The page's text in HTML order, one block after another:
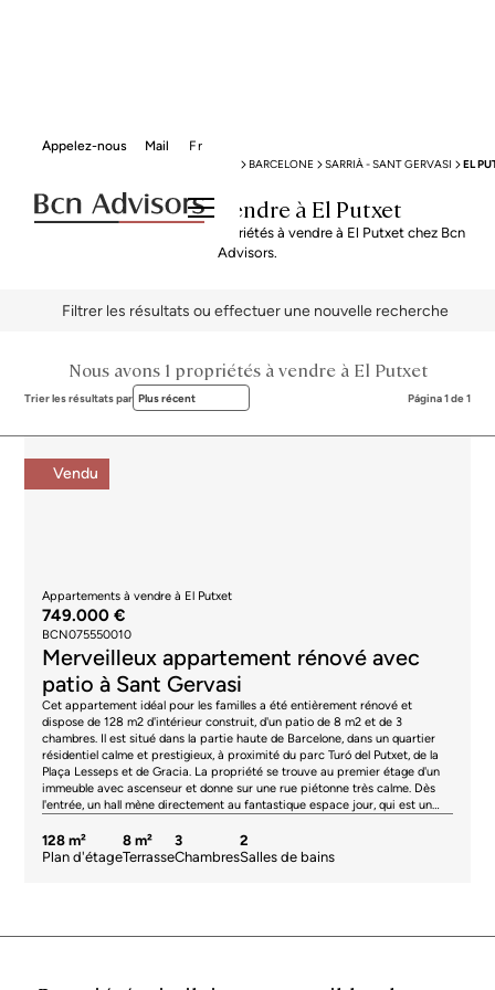
Mail
Appelez-nous Fr
BARCELONE SARRIÀ - SANT GERVASI EL
Propriétés à vendre à El Putxet
Explorez notre sélection de propriétés à vendre à El Putxet chez Bcn
Advisors.
Filtrer les résultats ou effectuer une nouvelle recherche
Nous avons 1 propriétés à vendre à El Putxet
Trier les résultats par Plus récent Página 1 de 1
Vendu
Appartements à vendre à El Putxet
749.000 €
BCN075550010
Merveilleux appartement rénové avec
patio à Sant Gervasi
Cet appartement idéal pour les familles a été entièrement rénové et
dispose de 128 m2 d'intérieur construit, d'un patio de 8 m2 et de 3
chambres. Il est situé dans la partie haute de Barcelone, dans un quartier
résidentiel calme et prestigieux, à proximité du parc Turó del Putxet, de la
Plaça Lesseps et de Gracia. La propriété se trouve au premier étage d'un
immeuble avec ascenseur et donne sur une rue piétonne très calme. Dès
l'entrée, un hall mène directement au fantastique espace jour, qui est un
naturelle est abondante grâce à une grande fenêtre et la sensation de bien-
être est très accueillante. À côté de la cuisine se trouve une buanderie
en-suite, avec sa propre salle de bains et une armoire intégrée, et deux
128 m²
Plan d'étage
8 m²
Terrasse
3
Chambres
2
Salles de bains